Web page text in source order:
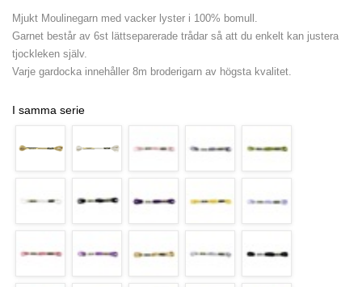
Mjukt Moulinegarn med vacker lyster i 100% bomull.
Garnet består av 6st lättseparerade trådar så att du enkelt kan justera
tjockleken själv.
Varje gardocka innehåller 8m broderigarn av högsta kvalitet.
I samma serie